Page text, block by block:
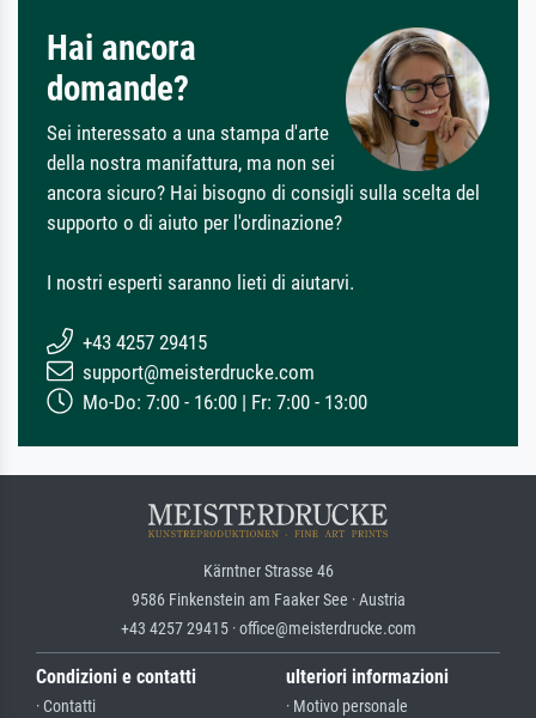
Hai ancora
domande?
Sei interessato a una stampa d'arte
della nostra manifattura, ma non sei
ancora sicuro? Hai bisogno di consigli sulla scelta del
supporto o di aiuto per l'ordinazione?
I nostri esperti saranno lieti di aiutarvi.
+43 4257 29415
support@meisterdrucke.com
Mo-Do: 7:00 - 16:00 | Fr: 7:00 - 13:00
Kärntner Strasse 46
9586 Finkenstein am Faaker See · Austria
+43 4257 29415 · office@meisterdrucke.com
Condizioni e contatti
· Contatti
ulteriori informazioni
· Motivo personale